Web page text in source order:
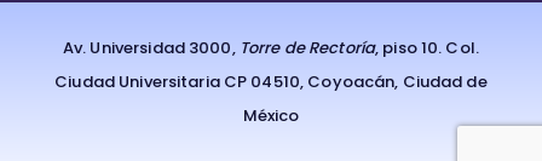
Av. Universidad 3000, Torre de Rectoría, piso 10. Col.
Ciudad Universitaria CP 04510, Coyoacán, Ciudad de
México